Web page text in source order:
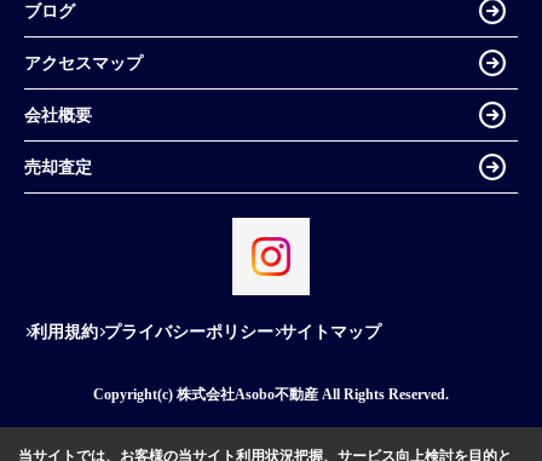
ブログ
アクセスマップ
会社概要
売却査定
利用規約 プライバシーポリシー サイトマップ
Copyright(c) 株式会社Asobo不動産 All Rights Reserved.
当サイトでは、お客様の当サイト利用状況把握、サービス向上検討を目的と